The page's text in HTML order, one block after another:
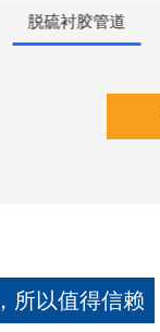
脱硫衬胶管道
所以值得信赖